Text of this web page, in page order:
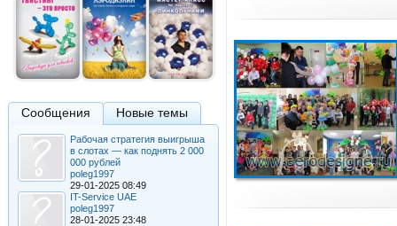
Сообщения Новые темы
Рабочая стратегия выигрыша
в слотах — как поднять 2 000
000 рублей
poleg1997
29-01-2025 08:49
IT-Service UAE
poleg1997
28-01-2025 23:48